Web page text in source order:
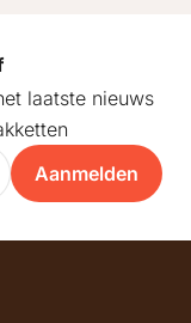
laatste nieuws
Aanmelden